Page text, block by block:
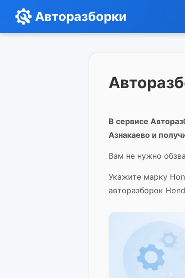
Авторазборки
В сервисе
Азнакаево и
Вам не нужно
Укажите марку
авторазборок